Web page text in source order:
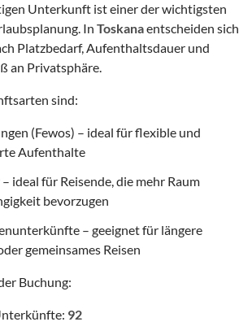
Unterkunft ist einer der wichtigsten
In Toskanaentscheiden sich
Platzbedarf, Aufenthaltsdauer und
an Privatsphäre.
sind:
(Fewos) – ideal für flexible und
Aufenthalte
ideal für Reisende, die mehr Raum
bevorzugen
– geeignet für längere
gemeinsames Reisen
Buchung:
92